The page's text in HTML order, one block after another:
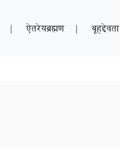
| ऐतरेयब्रह्मण | बृहद्देवता